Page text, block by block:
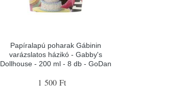
Papíralapú poharak Gábinin
varázslatos házikó - Gabby's
Dollhouse - 200 ml - 8 db - GoDan
1 500 Ft